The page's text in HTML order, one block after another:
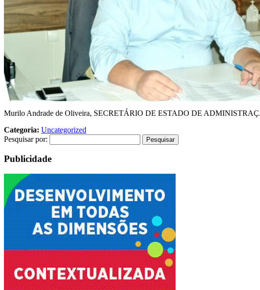
Murilo Andrade de Oliveira, SECRETÁRIO DE ESTADO DE
Categoria: Uncategorized
Pesquisar por:
Publicidade